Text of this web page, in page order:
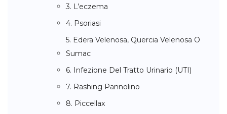
3. L’eczema
4. Psoriasi
5. Edera Velenosa, Quercia Velenosa O
Sumac
6. Infezione Del Tratto Urinario (UTI)
7. Rashing Pannolino
8. Piccellax